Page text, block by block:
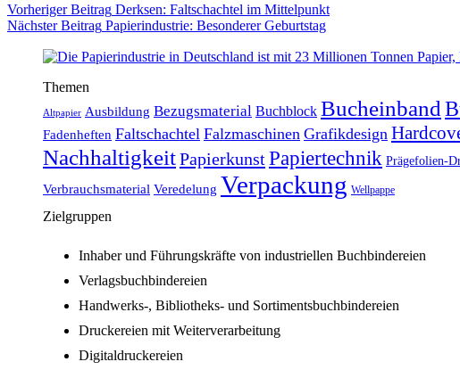
VorherigerBeitrag Derksen: Faltschachtel im Mittelpunkt
NächsterBeitrag Papierindustrie: Besonderer Geburtstag
Themen
Altpapier Ausbildung Bezugsmaterial Buchblock Bucheinband
Fadenheften Faltschachtel Falzmaschinen Grafikdesign
NachhaltigkeitPapierkunstPapiertechnik Prägefolien-
Verbrauchsmaterial Veredelung Verpackung Wellpappe
Zielgruppen
Inhaber und Führungskräfte von industriellen Buchbindereien
Verlagsbuchbindereien
Handwerks-, Bibliotheks- und Sortimentsbuchbindereien
Druckereien mit Weiterverarbeitung
Digitaldruckereien